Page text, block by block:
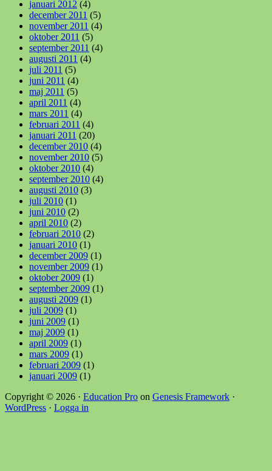
januari 2012 (4)
december 2011 (5)
november 2011 (4)
oktober 2011 (5)
september 2011 (4)
augusti 2011 (4)
juli 2011 (5)
juni 2011 (4)
maj 2011 (5)
april 2011 (4)
mars 2011 (4)
februari 2011 (4)
januari 2011 (20)
december 2010 (4)
november 2010 (5)
oktober 2010 (4)
september 2010 (4)
augusti 2010 (3)
juli 2010 (1)
juni 2010 (2)
april 2010 (2)
februari 2010 (2)
januari 2010 (1)
december 2009 (1)
november 2009 (1)
oktober 2009 (1)
september 2009 (1)
augusti 2009 (1)
juli 2009 (1)
juni 2009 (1)
maj 2009 (1)
april 2009 (1)
mars 2009 (1)
februari 2009 (1)
januari 2009 (1)
Copyright © 2026 · Education Pro on Genesis Framework ·
WordPress · Logga in